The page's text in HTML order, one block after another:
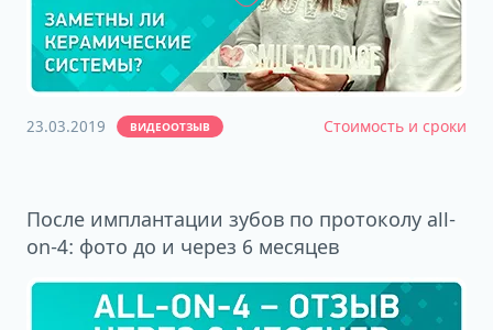
23.03.2019 ВИДЕООТЗЫВ Стоимость и сроки
После имплантации зубов по протоколу all-
on-4: фото до и через 6 месяцев